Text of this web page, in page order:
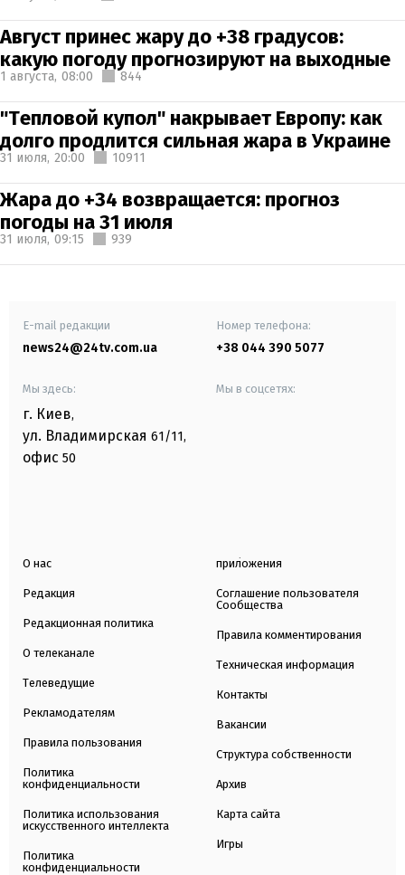
Август принес жару до +38 градусов:
какую погоду прогнозируют на выходные
1 августа, 08:00 844
"Тепловой купол" накрывает Европу: как
долго продлится сильная жара в Украине
31 июля, 20:00 10911
Жара до +34 возвращается: прогноз
погоды на 31 июля
31 июля, 09:15 939
E-mail редакции
news24@24tv.com.ua
Номер телефона:
+38 044 390 5077
Мы здесь:
г. Киев,
ул. Владимирская 61/11,
офис 50
Мы в соцсетях:
О нас
Редакция
Редакционная политика
О телеканале
Телеведущие
Рекламодателям
Правила пользования
Политика
конфиденциальности
Политика использования
искусственного интеллекта
Политика
конфиденциальности
приложения
Соглашение пользователя
Сообщества
Правила комментирования
Техническая информация
Контакты
Вакансии
Структура собственности
Архив
Карта сайта
Игры